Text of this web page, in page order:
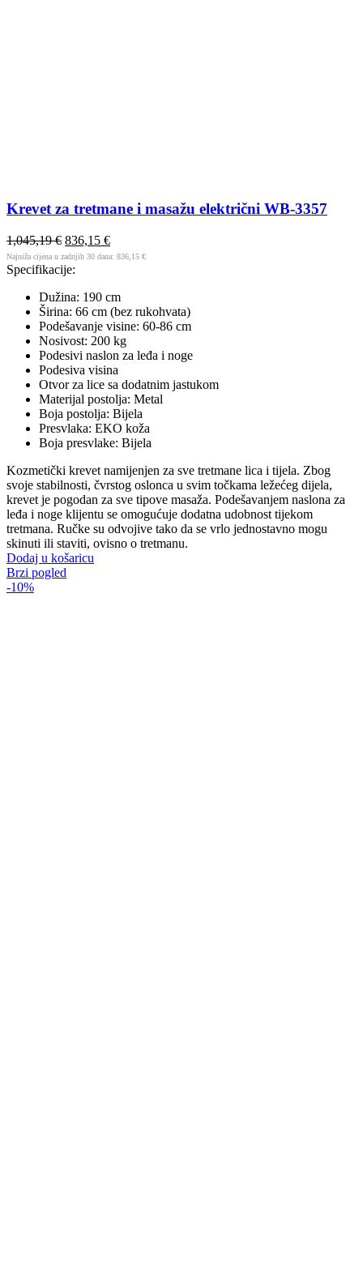
Krevet za tretmane i masažu električni WB-3357
1,045,19€ 836,15 €
Najniža cijena u zadnjih 30 dana: 836,15 €
Specifikacije:
Dužina: 190 cm
Širina: 66 cm (bez rukohvata)
Podešavanje visine: 60-86 cm
Nosivost: 200 kg
Podesivi naslon za leđa i noge
Podesiva visina
Otvor za lice sa dodatnim jastukom
Materijal postolja: Metal
Boja postolja: Bijela
Presvlaka: EKO koža
Boja presvlake: Bijela
Kozmetički krevet namijenjen za sve tretmane lica i tijela. Zbog
svoje stabilnosti, čvrstog oslonca u svim točkama ležećeg dijela,
krevet je pogodan za sve tipove masaža. Podešavanjem naslona za
leđa i noge klijentu se omogućuje dodatna udobnost tijekom
tretmana. Ručke su odvojive tako da se vrlo jednostavno mogu
skinuti ili staviti, ovisno o tretmanu.
Dodaj u košaricu
Brzi pogled
-10%